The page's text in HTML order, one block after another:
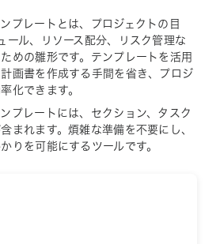
プレートとは、プロジェクトの目
ール、リソース配分、リスク管理な
めの雛形です。テンプレートを活用
画書を作成する手間を省き、プロジ
化できます。
プレートには、セクション、タスク
まれます。煩雑な準備を不要にし、
りを可能にするツールです。